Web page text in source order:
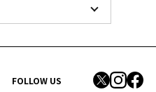
FOLLOW US